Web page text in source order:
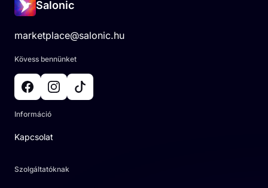
Salonic
marketplace@salonic.hu
Kövess bennünket
Információ
Kapcsolat
Szolgáltatóknak